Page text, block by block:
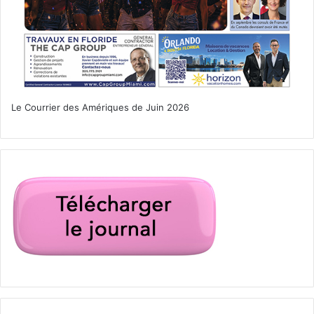
Le Courrier des Amériques de Juin 2026